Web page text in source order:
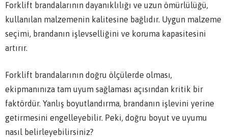
Forklift brandalarının dayanıklılığı ve uzun ömürlülüğü,
kullanılan malzemenin kalitesine bağlıdır. Uygun malzeme
seçimi, brandanın işlevselliğini ve koruma kapasitesini
artırır.
Forklift brandalarının doğru ölçülerde olması,
ekipmanınıza tam uyum sağlaması açısından kritik bir
faktördür. Yanlış boyutlandırma, brandanın işlevini yerine
getirmesini engelleyebilir. Peki, doğru boyut ve uyumu
nasıl belirleyebilirsiniz?